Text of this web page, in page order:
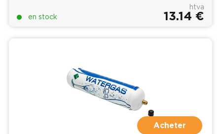
en stock
htva
13.14 €
Acheter